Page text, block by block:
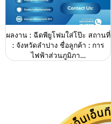
ผลงาน : ฉีดพียูโฟมใส่โป๊ะ สถานที่
: จังหวัดลำปาง ชื่อลูกค้า : การ
ไฟฟ้าส่วนภูมิภา…